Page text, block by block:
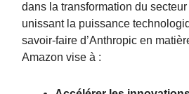
dans la transformation du
unissant la puissance
savoir-faire d’Anthropic en
Amazon vise à :